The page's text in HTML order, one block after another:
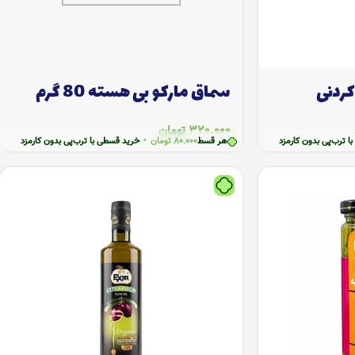
بدون کارمزد هر قسط150.000تومان • خرید قسطی با ترب‌پی بدون کارمزد بدون کارمزد هر قسط80.000تومان • خرید قسطی با ترب‌پی بدون کارمزد ترب‌پی بدون کارمزد
سماق مارکو بی هسته 80 گرم
320.000 تومان